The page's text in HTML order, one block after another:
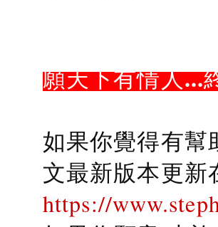
願天下有情人...
如果你覺得有幫
文最新版本更新
https://